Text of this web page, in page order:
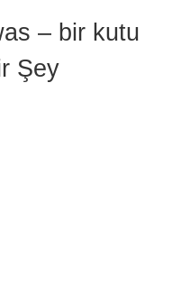
– bir kutu
Şey